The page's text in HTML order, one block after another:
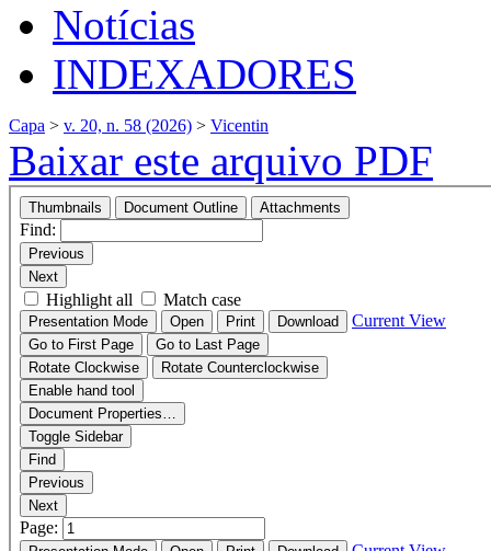
Notícias
INDEXADORES
Capa > v. 20, n. 58 (2026) > Vicentin
Baixar este arquivo PDF